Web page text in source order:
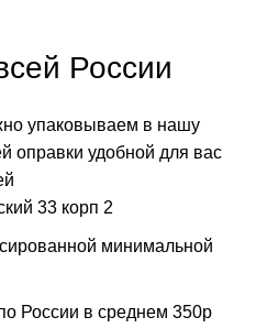
России
упаковываем в нашу
оправки удобной для вас
33 корп 2
минимальной
России в среднем 350р